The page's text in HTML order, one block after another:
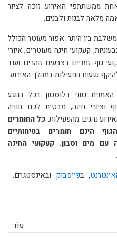
כל אחד ואחת ממשתתפי האירוע זוכה לציור
הפעילות החווייתית המוצעת לכם במשלבת בין היתר: אפור מעוטר הכולל
גם נצנצים, אבנים והדבקת נוצות צבעוניות, קעקועי חינה מעוטרים, איורי
גוף זמניים בצבעים זוהרים ועוד
שעות הפעילות במהלך האירוע.
הניסיון המקצועי העומד לרשות האמנית טוני בלוסטון בכל הנוגע
וציורי חינה, מבטיח לכם חוויה
כל החומרים
הגוף הינם חומרים בטיחותיים
והיפואלרגניים, וניתנים להסרה עם מים וסבון. קעקועי החינה
, בפייסבוק ובאינסטגרם:
עוֹד...